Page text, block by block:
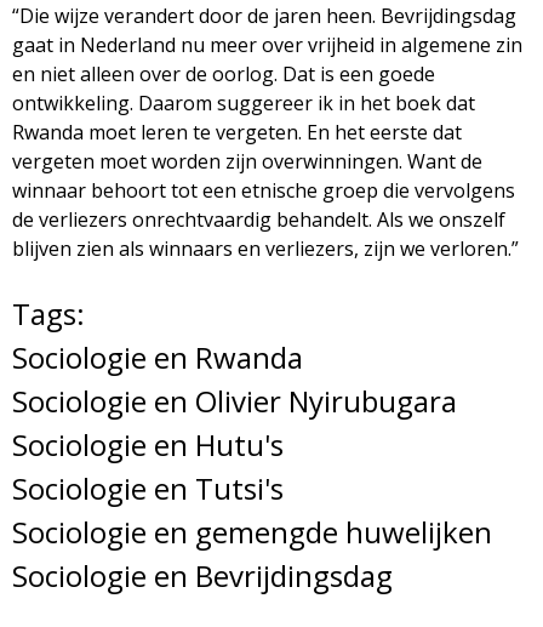
“Die wijze verandert door de jaren heen. Bevrijdingsdag
gaat in Nederland nu meer over vrijheid in algemene zin
en niet alleen over de oorlog. Dat is een goede
ontwikkeling. Daarom suggereer ik in het boek dat
Rwanda moet leren te vergeten. En het eerste dat
vergeten moet worden zijn overwinningen. Want de
winnaar behoort tot een etnische groep die vervolgens
de verliezers onrechtvaardig behandelt. Als we onszelf
blijven zien als winnaars en verliezers, zijn we verloren.”
Tags:
Sociologie en Rwanda
Sociologie en Olivier Nyirubugara
Sociologie en Hutu's
Sociologie en Tutsi's
Sociologie en gemengde huwelijken
Sociologie en Bevrijdingsdag